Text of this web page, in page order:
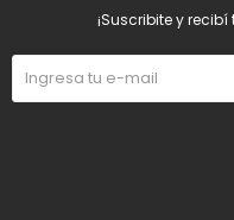
¡Suscribite y